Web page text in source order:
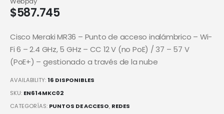
$587.745
Cisco Meraki MR36 – Punto de acceso inalámbrico – Wi-
Fi 6 – 2.4 GHz, 5 GHz – CC 12 V (no PoE) / 37 – 57 V
(PoE+) – gestionado a través de la nube
AVAILABILITY:16 DISPONIBLES
SKU: EN614MKC02
CATEGORÍAS: PUNTOS DE ACCESO, REDES